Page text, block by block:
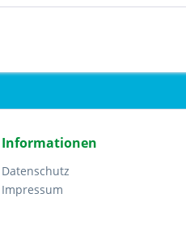
Informationen
Datenschutz
Impressum